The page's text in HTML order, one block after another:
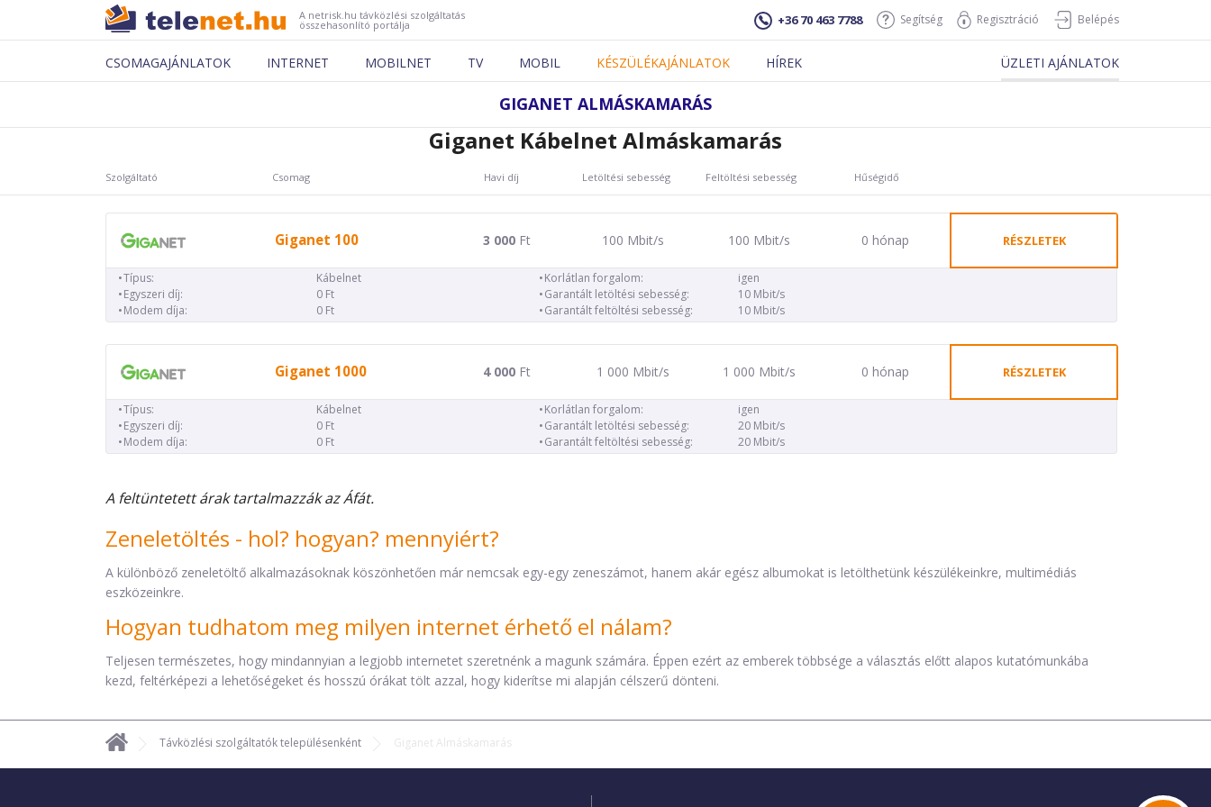
A netrisk.hu távközlési szolgáltatás
összehasonlító portálja +36 70 463 7788 Segítség Regisztráció Belépés
CSOMAGAJÁNLATOK INTERNET MOBILNET TV MOBIL KÉSZÜLÉKAJÁNLATOK HÍREK ÜZLETI AJÁNLATOK
GIGANET ALMÁSKAMARÁS
Giganet Kábelnet Almáskamarás
Szolgáltató Csomag Havi díj Letöltési sebesség Feltöltési sebesség Hűségidő
Giganet 100 3 000Ft 100 Mbit/s 100 Mbit/s 0 hónap RÉSZLETEK
Típus:
Kábelnet
Egyszeri díj:
0 Ft
Modem díja:
0 Ft
Korlátlan forgalom:
igen
Garantált letöltési sebesség:
10 Mbit/s
Garantált feltöltési sebesség:
10 Mbit/s
Giganet 1000 4 000Ft 1 000 Mbit/s 1 000 Mbit/s 0 hónap RÉSZLETEK
Típus:
Kábelnet
Egyszeri díj:
0 Ft
Modem díja:
0 Ft
Korlátlan forgalom:
igen
Garantált letöltési sebesség:
20 Mbit/s
Garantált feltöltési sebesség:
20 Mbit/s
A feltüntetett árak tartalmazzák az Áfát.
Zeneletöltés - hol? hogyan? mennyiért?
A különböző zeneletöltő alkalmazásoknak köszönhetően már nemcsak egy-egy zeneszámot, hanem akár egész albumokat is letölthetünk készülékeinkre, multimédiás
eszközeinkre.
Hogyan tudhatom meg milyen internet érhető el nálam?
Teljesen természetes, hogy mindannyian a legjobb internetet szeretnénk a magunk számára. Éppen ezért az emberek többsége a választás előtt alapos kutatómunkába
kezd, feltérképezi a lehetőségeket és hosszú órákat tölt azzal, hogy kiderítse mi alapján célszerű dönteni.
Távközlési szolgáltatók településenként Giganet Almáskamarás